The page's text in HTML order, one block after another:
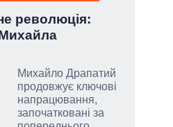
революція:
Михайло Драпатий
продовжує ключові
напрацювання,
започатковані за